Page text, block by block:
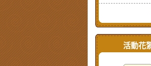
活動花